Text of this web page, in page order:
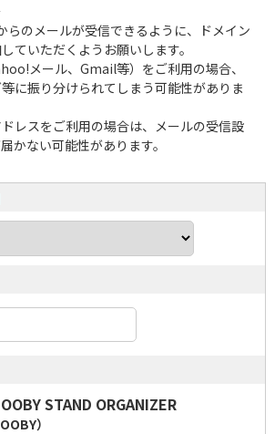
らのメールが受信できるように、ドメイン
ていただくようお願いします。
メール、Gmail等）をご利用の場合、
に振り分けられてしまう可能性がありま
レスをご利用の場合は、メールの受信設
かない可能性があります。
STAND ORGANIZER
）